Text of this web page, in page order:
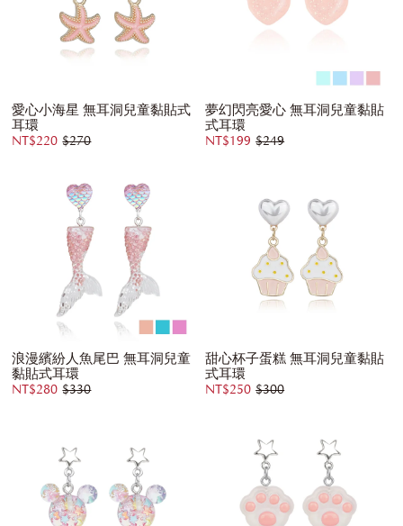
愛心小海星 無耳洞兒童黏貼式
耳環
NT$220 $270
夢幻閃亮愛心 無耳洞兒童黏貼
式耳環
NT$199 $249
浪漫繽紛人魚尾巴 無耳洞兒童
黏貼式耳環
NT$280 $330
甜心杯子蛋糕 無耳洞兒童黏貼
式耳環
NT$250 $300